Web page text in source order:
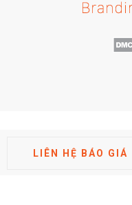
LIÊN HỆ BÁO GIÁ